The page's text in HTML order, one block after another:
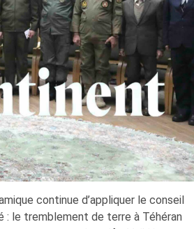
continue d’appliquer le conseil
: le tremblement de terre à Téhéran